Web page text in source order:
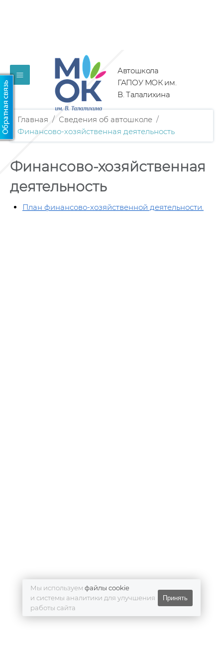
Мы используем файлы cookie
и системы аналитики для улучшения
работы сайта
Принять
Автошкола
ГАПОУ МОК им.
В. Талалихина
≡
Главная / Сведения об автошколе /
Финансово-хозяйственная деятельность
Финансово-хозяйственная
деятельность
План финансово-хозяйственной деятельности.